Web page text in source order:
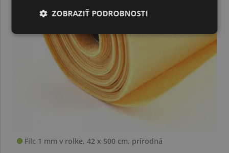
Filc 1 mm v rolke, 42 x 500 cm, prírodná
ZOBRAZIŤ PODROBNOSTI